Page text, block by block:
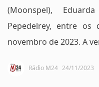
(Moonspel),
Pepedelrey, entre
novembro de 2023. A
Rádio M24 24/11/2023